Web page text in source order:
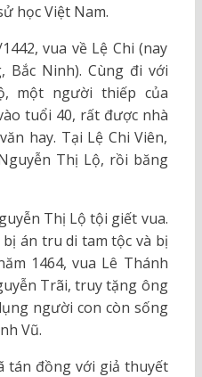
học Việt Nam.
vua về Lệ Chi (nay
Bắc Ninh). Cùng đi với
một người thiếp của
tuổi 40, rất được nhà
hay. Tại Lệ Chi Viên,
Thị Lộ, rồi băng
Thị Lộ tội giết vua.
án tru di tam tộc và bị
1464, vua Lê Thánh
Trãi, truy tặng ông
người con còn sống
Vũ.
tán đồng với giả thuyết